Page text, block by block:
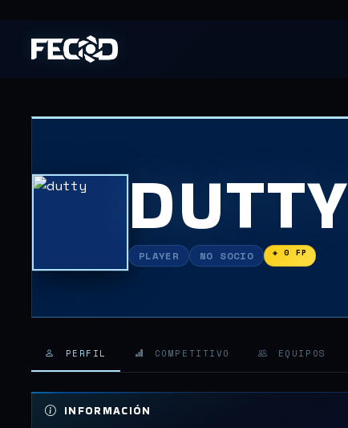
DUTTY
PLAYER NO SOCIO ◈ 0 FP
PERFIL COMPETITIVO EQUIPOS
INFORMACIÓN